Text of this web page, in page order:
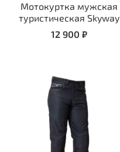
Мотокуртка мужская
туристическая Skyway
12 900 ₽